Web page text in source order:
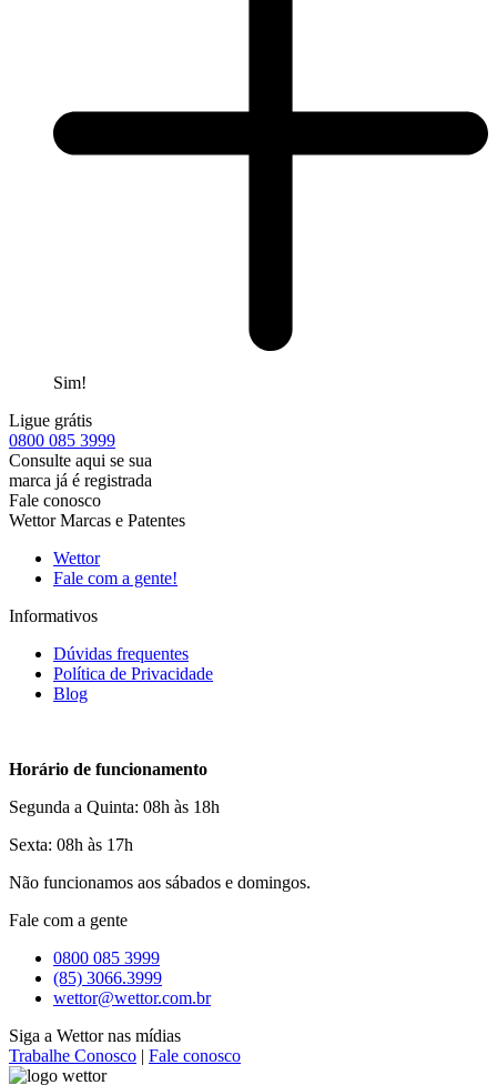
Sim!
Ligue grátis
0800 085 3999
Consulte aqui se sua
marca já é registrada
Fale conosco
Wettor Marcas e Patentes
Wettor
Fale com a gente!
Informativos
Dúvidas frequentes
Política de Privacidade
Blog
Horário de funcionamento
Segunda a Quinta: 08h às 18h
Sexta: 08h às 17h
Não funcionamos aos sábados e domingos.
Fale com a gente
0800 085 3999
(85) 3066.3999
wettor@wettor.com.br
Siga a Wettor nas mídias
Trabalhe Conosco | Fale conosco